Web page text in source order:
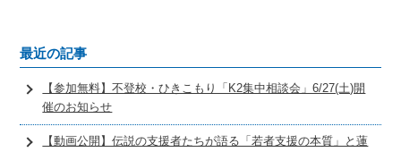
最近の記事
【参加無料】不登校・ひきこもり「K2集中相談会」6/27(土)開
催のお知らせ
【動画公開】伝説の支援者たちが語る「若者支援の本質」と蓮